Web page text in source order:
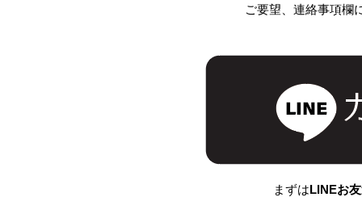
ご要望、連絡事項欄
まずはLINEお